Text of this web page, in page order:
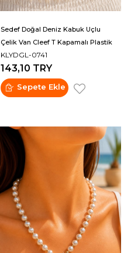
Sedef Doğal Deniz Kabuk Uçlu
Çelik Van Cleef T Kapamalı Plastik
10mm Arpa İncili Kolye
KLYDGL-0741
143,10 TRY
Sepete Ekle